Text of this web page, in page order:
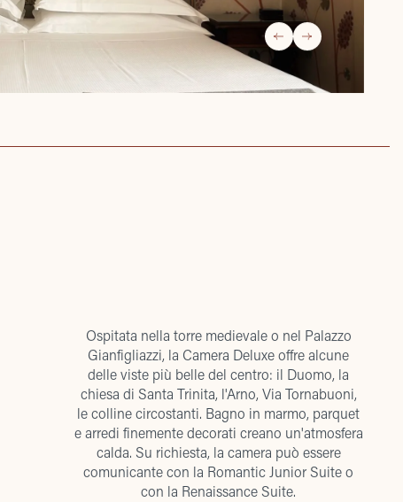
Ospitata nella torre medievale o nel Palazzo
Gianfigliazzi, la Camera Deluxe offre alcune
delle viste più belle del centro: il Duomo, la
chiesa di Santa Trinita, l'Arno, Via Tornabuoni,
le colline circostanti. Bagno in marmo, parquet
e arredi finemente decorati creano un'atmosfera
calda. Su richiesta, la camera può essere
comunicante con la Romantic Junior Suite o
con la Renaissance Suite.